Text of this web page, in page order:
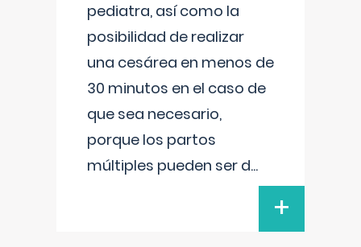
pediatra, así como la
posibilidad de realizar
una cesárea en menos de
30 minutos en el caso de
que sea necesario,
porque los partos
múltiples pueden ser d...
+